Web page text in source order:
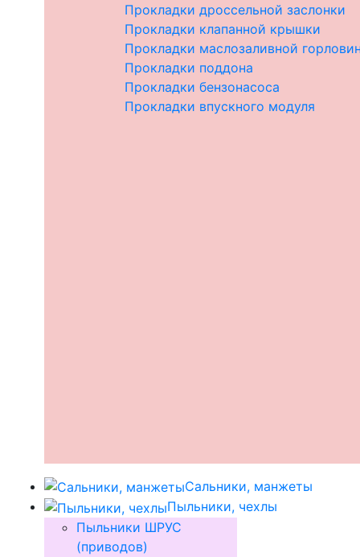
Прокладки дроссельной заслонки
Прокладки клапанной крышки
Прокладки маслозаливной
Прокладки поддона
Прокладки бензонасоса
Прокладки впускного модуля
Сальники, манжеты
Пыльники, чехлы
Пыльники ШРУС
(приводов)